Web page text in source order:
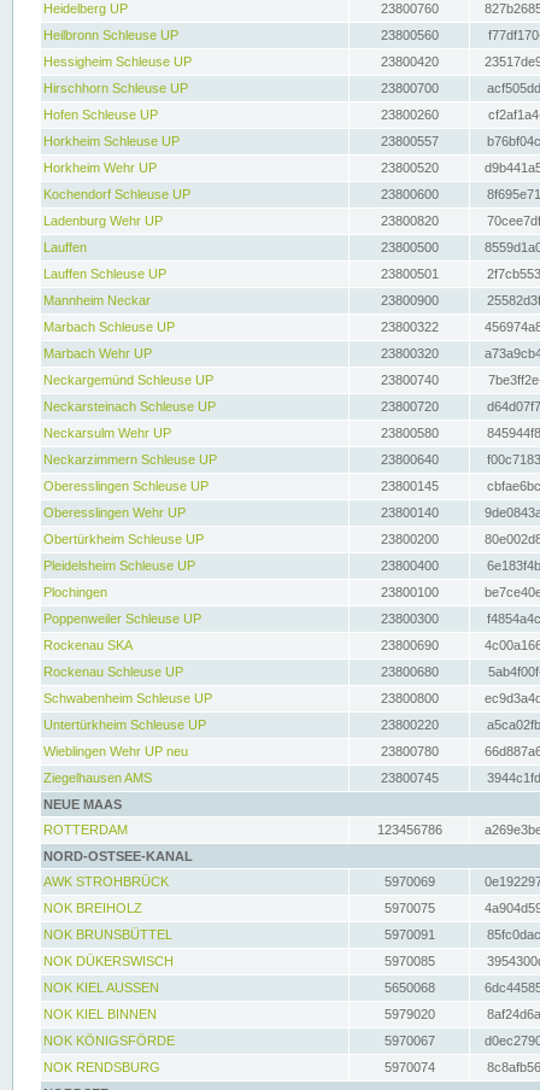
Heidelberg UP
23800760
Heilbronn Schleuse UP
23800560
Hessigheim Schleuse UP
23800420
Hirschhorn Schleuse UP
23800700
Hofen Schleuse UP
23800260
Horkheim Schleuse UP
23800557
Horkheim Wehr UP
23800520
Kochendorf Schleuse UP
23800600
Ladenburg Wehr UP
23800820
Lauffen
23800500
Lauffen Schleuse UP
23800501
Mannheim Neckar
23800900
Marbach Schleuse UP
23800322
Marbach Wehr UP
23800320
Neckargemünd Schleuse UP
23800740
Neckarsteinach Schleuse UP
23800720
Neckarsulm Wehr UP
23800580
Neckarzimmern Schleuse UP
23800640
Oberesslingen Schleuse UP
23800145
Oberesslingen Wehr UP
23800140
Obertürkheim Schleuse UP
23800200
Pleidelsheim Schleuse UP
23800400
Plochingen
23800100
Poppenweiler Schleuse UP
23800300
Rockenau SKA
23800690
Rockenau Schleuse UP
23800680
Schwabenheim Schleuse UP
23800800
Untertürkheim Schleuse UP
23800220
Wieblingen Wehr UP neu
23800780
Ziegelhausen AMS
23800745
NEUE MAAS
ROTTERDAM
123456786
NORD-OSTSEE-KANAL
AWK STROHBRÜCK
5970069
NOK BREIHOLZ
5970075
NOK BRUNSBÜTTEL
5970091
NOK DÜKERSWISCH
5970085
NOK KIEL AUSSEN
5650068
NOK KIEL BINNEN
5979020
NOK KÖNIGSFÖRDE
5970067
NOK RENDSBURG
5970074